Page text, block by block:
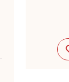
İçine Ne